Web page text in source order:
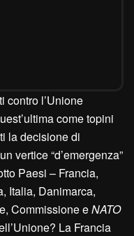
contro l’Unione
come topini
la decisione di
vertice “d’emergenza”
Paesi – Francia,
Italia, Danimarca,
Commissione eNATO
La Francia